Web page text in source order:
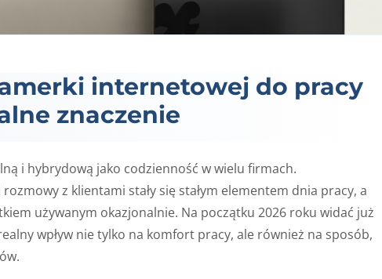
internetowej do pracy
znaczenie
i hybrydową jako codzienność w wielu firmach.
z klientami stały się stałym elementem dnia pracy, a
używanym okazjonalnie. Na początku 2026 roku widać już
wpływ nie tylko na komfort pracy, ale również na sposób,